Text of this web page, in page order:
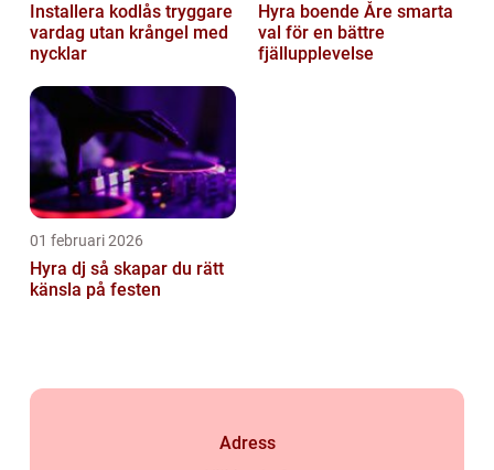
Installera kodlås tryggare
vardag utan krångel med
nycklar
Hyra boende Åre smarta
val för en bättre
fjällupplevelse
01 februari 2026
Hyra dj så skapar du rätt
känsla på festen
Adress